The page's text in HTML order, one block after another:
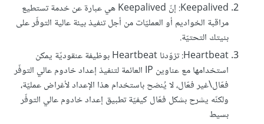
Keepalived: إنّ Keepalived هي عبارة عن خدمة تستطيع
مراقبة الخواديم أو العمليّات من أجل تنفيذ بيئة عالية التوفّر على
بنيتك التحتيّة.
Heartbeat: تزوّدنا Heartbeat بوظيفة عنقوديّة يمكن
استخدامها مع عناوين IP العائمة لتنفيذ إعداد خادوم عالي التوفّر
فعّال\غير فعّال، لا يُنصَح باستخدام هذا الإعداد لأغراض عمليّة،
ولكنّه يشرح بشكل فعّال كيفيّة تطبيق إعداد خادوم عالي التوفّر
بسيط